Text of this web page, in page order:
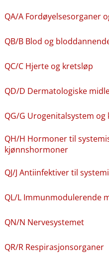
QA​/​A Fordøyelsesorganer
QB​/​B Blod og
QC​/​C Hjerte og kretsløp
QD​/​D Dermatologiske
QG​/​G Urogenitalsystem
QH​/​H Hormoner til
kjønnshormoner
QJ​/​J Antiinfektiver til
QL​/​L Immunmodulerende
QN​/​N Nervesystemet
QR​/​R Respirasjonsorganer